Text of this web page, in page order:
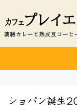
薬膳カレーと熟成豆コーヒ
ショパン誕生